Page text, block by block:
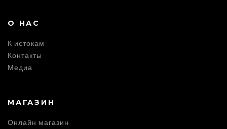
О НАС
К истокам
Контакты
Медиа
МАГАЗИН
Онлайн магазин